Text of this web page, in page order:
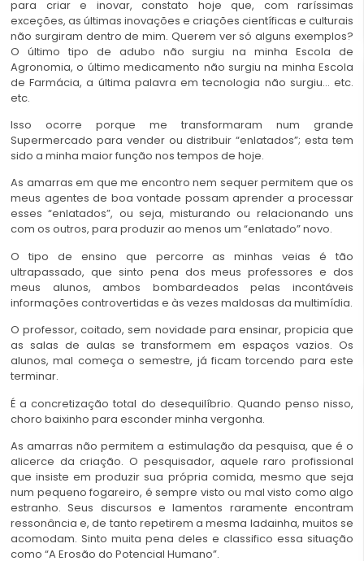
para criar e inovar, constato hoje que, com raríssimas
exceções, as últimas inovações e criações científicas e culturais
não surgiram dentro de mim. Querem ver só alguns exemplos?
O último tipo de adubo não surgiu na minha Escola de
Agronomia, o último medicamento não surgiu na minha Escola
de Farmácia, a última palavra em tecnologia não surgiu… etc.
etc.
Isso ocorre porque me transformaram num grande
Supermercado para vender ou distribuir “enlatados”; esta tem
sido a minha maior função nos tempos de hoje.
As amarras em que me encontro nem sequer permitem que os
meus agentes de boa vontade possam aprender a processar
esses “enlatados”, ou seja, misturando ou relacionando uns
com os outros, para produzir ao menos um “enlatado” novo.
O tipo de ensino que percorre as minhas veias é tão
ultrapassado, que sinto pena dos meus professores e dos
meus alunos, ambos bombardeados pelas incontáveis
informações controvertidas e às vezes maldosas da multimídia.
O professor, coitado, sem novidade para ensinar, propicia que
as salas de aulas se transformem em espaços vazios. Os
alunos, mal começa o semestre, já ficam torcendo para este
terminar.
É a concretização total do desequilíbrio. Quando penso nisso,
choro baixinho para esconder minha vergonha.
As amarras não permitem a estimulação da pesquisa, que é o
alicerce da criação. O pesquisador, aquele raro profissional
que insiste em produzir sua própria comida, mesmo que seja
num pequeno fogareiro, é sempre visto ou mal visto como algo
estranho. Seus discursos e lamentos raramente encontram
ressonância e, de tanto repetirem a mesma ladainha, muitos se
acomodam. Sinto muita pena deles e classifico essa situação
como “A Erosão do Potencial Humano”.